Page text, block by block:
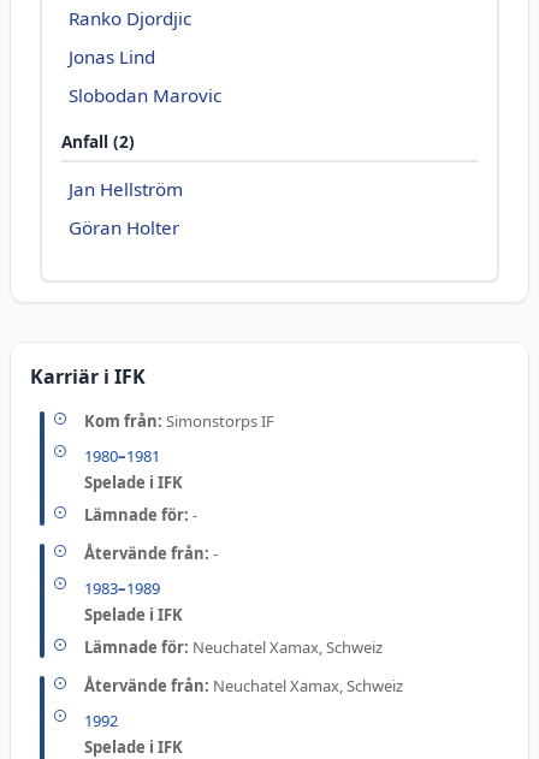
Ranko Djordjic
Jonas Lind
Slobodan Marovic
Anfall (2)
Jan Hellström
Göran Holter
Karriär i IFK
Kom från: Simonstorps IF
1980–1981
Spelade i IFK
Lämnade för: -
Återvände från: -
1983–1989
Spelade i IFK
Lämnade för: Neuchatel Xamax, Schweiz
Återvände från: Neuchatel Xamax, Schweiz
1992
Spelade i IFK